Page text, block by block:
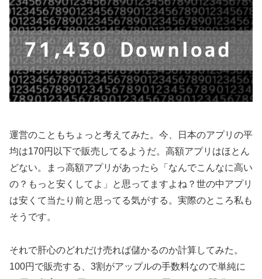
運営のこともちょっと考えてみた。今、日本のアプリの平
均は170円以下で販売してるようだ。高額アプリはほとん
どない。まっ高額アプリがあったら「なんでこんなに高い
の？もっと安くしてよ」と思ってますよね？世の中アプリ
は安くて当たり前と思ってる気がする。実際のところ私も
そうです。
それで肝心のどれだけ売れば儲かるのか計算してみた。
100円で販売する、3割がアップルの手数料なので単純に